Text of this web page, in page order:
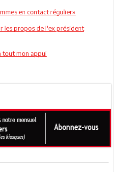
en contact régulier»
les propos de l'ex président
tout mon appui